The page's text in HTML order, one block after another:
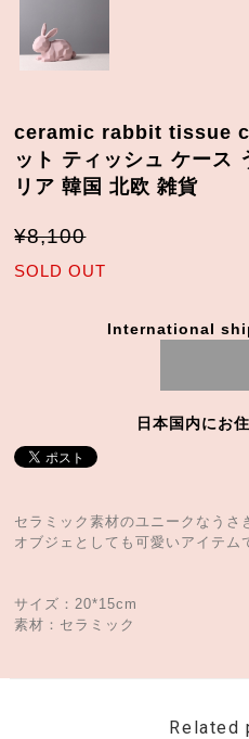
ceramic rabbit tissue
ット ティッシュ ケース
リア 韓国 北欧 雑貨
¥8,100
SOLD OUT
International
日本国内にお
セラミック素材のユニークなうさ
オブジェとしても可愛いアイテム
サイズ：20*15cm
素材：セラミック
Related